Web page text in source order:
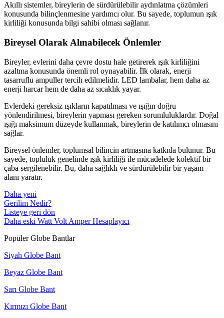
Akıllı sistemler, bireylerin de sürdürülebilir aydınlatma çözümleri
konusunda bilinçlenmesine yardımcı olur. Bu sayede, toplumun ışık
kirliliği konusunda bilgi sahibi olması sağlanır.
Bireysel Olarak Alınabilecek Önlemler
Bireyler, evlerini daha çevre dostu hale getirerek ışık kirliliğini
azaltma konusunda önemli rol oynayabilir. İlk olarak, enerji
tasarruflu ampuller tercih edilmelidir. LED lambalar, hem daha az
enerji harcar hem de daha az sıcaklık yayar.
Evlerdeki gereksiz ışıkların kapatılması ve ışığın doğru
yönlendirilmesi, bireylerin yapması gereken sorumluluklardır. Doğal
ışığı maksimum düzeyde kullanmak, bireylerin de katılımcı olmasını
sağlar.
Bireysel önlemler, toplumsal bilincin artmasına katkıda bulunur. Bu
sayede, topluluk genelinde ışık kirliliği ile mücadelede kolektif bir
çaba sergilenebilir. Bu, daha sağlıklı ve sürdürülebilir bir yaşam
alanı yaratır.
Daha yeni
Gerilim Nedir?
Listeye geri dön
Daha eski Watt Volt Amper Hesaplayıcı
Popüler Globe Bantlar
Siyah Globe Bant
Beyaz Globe Bant
Sarı Globe Bant
Kırmızı Globe Bant